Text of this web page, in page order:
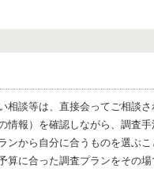
相談等は、直接会ってご相談
情報）を確認しながら、調査
から自分に合うものを選ぶこ
に合った調査プランをその場